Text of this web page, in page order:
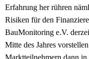
Erfahrung her rühren
Risiken für den
BauMonitoring e.V.
Mitte des Jahres
Marktteilnehmern dann in